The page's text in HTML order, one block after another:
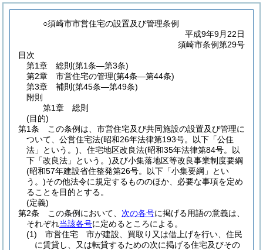
○須崎市市営住宅の設置及び管理条例
平成9年9月22日
須崎市条例第29号
目次
第1章
総則 (第1条―第3条)
第2章
市営住宅の管理(第4条―第44条)
第3章
補則 (第45条―第49条)
附則
第1章
総則
(目的)
第1条
この条例は、市営住宅及び共同施設の設置及び管理に
ついて、公営住宅法(昭和26年法律第193号。以下「公住
法」という。) 、住宅地区改良法(昭和35年法律第84号。以
下「改良法」という。)及び小集落地区等改良事業制度要綱
(昭和57年建設省住整発第26号。以下「小集要綱」とい
う。)その他法令に規定するもののほか、必要な事項を定め
ることを目的とする。
(定義)
第2条
この条例において、 次の各号に掲げる用語の意義は、
それぞれ当該各号に定めるところによる。
(1)
市営住宅 市が建設、買取り又は借上げを行い、住民
に賃貸し、又は転貸するための次に掲げる住宅及びその